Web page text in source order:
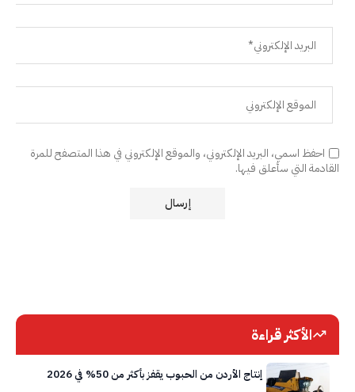
احفظ اسمي، البريد الإلكتروني، والموقع الإلكتروني في هذا المتصفح للمرة
القادمة التي سأعلق فيها.
الأكثر قراءة
إنتاج الأردن من الحبوب يقفز بأكثر من 50% في 2026